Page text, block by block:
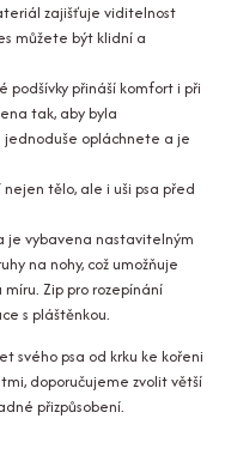
zajišťuje viditelnost
můžete být klidní a
podšívky přináší komfort i při
tak, aby byla
jednoduše opláchnete a je
tělo, ale i uši psa před
je vybavena nastavitelným
na nohy, což umožňuje
Zip pro rozepínání
s pláštěnkou.
svého psa od krku ke kořeni
doporučujeme zvolit větší
přizpůsobení.